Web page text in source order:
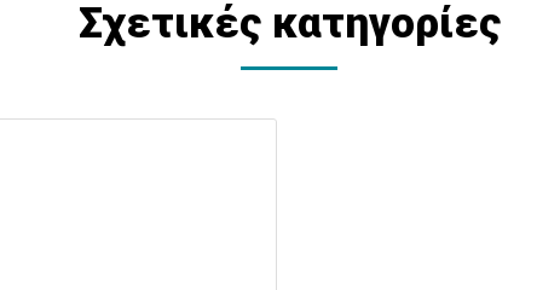
Σχετικές κατηγορίες